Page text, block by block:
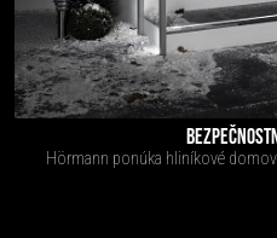
Hörmann ponúka hliníkové